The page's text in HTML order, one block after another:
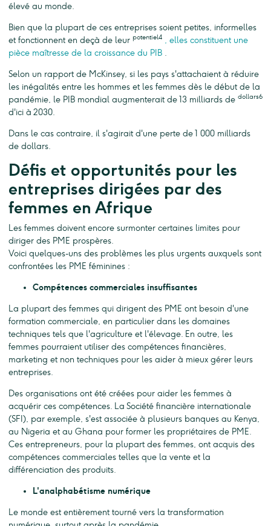
élevé au monde.
Bien que la plupart de ces entreprises soient petites, informelles
et fonctionnent en deçà de leur potentiel4 , elles constituent une
pièce maîtresse de la croissance du PIB .
Selon un rapport de McKinsey, si les pays s'attachaient à réduire
les inégalités entre les hommes et les femmes dès le début de la
pandémie, le PIB mondial augmenterait de 13 milliards de dollars6
d'ici à 2030.
Dans le cas contraire, il s'agirait d'une perte de 1 000 milliards
de dollars.
Défis et opportunités pour les
entreprises dirigées par des
femmes en Afrique
Les femmes doivent encore surmonter certaines limites pour
diriger des PME prospères.
Voici quelques-uns des problèmes les plus urgents auxquels sont
confrontées les PME féminines :
Compétences commerciales insuffisantes
La plupart des femmes qui dirigent des PME ont besoin d'une
formation commerciale, en particulier dans les domaines
techniques tels que l'agriculture et l'élevage. En outre, les
femmes pourraient utiliser des compétences financières,
marketing et non techniques pour les aider à mieux gérer leurs
entreprises.
Des organisations ont été créées pour aider les femmes à
acquérir ces compétences. La Société financière internationale
(SFI), par exemple, s'est associée à plusieurs banques au Kenya,
au Nigeria et au Ghana pour former les propriétaires de PME.
Ces entrepreneurs, pour la plupart des femmes, ont acquis des
compétences commerciales telles que la vente et la
différenciation des produits.
L'analphabétisme numérique
Le monde est entièrement tourné vers la transformation